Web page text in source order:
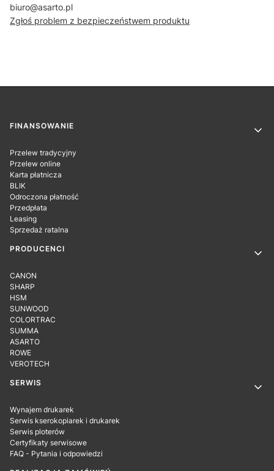
biuro@asarto.pl
Zgłoś problem z bezpieczeństwem produktu
Linki w stopce
FINANSOWANIE
Przelew tradycyjny
Przelew online
Karta płatnicza
BLIK
Odroczona płatność
Przedpłata
Leasing
Sprzedaż ratalna
PRODUCENCI
CANON
SHARP
HSM
SUNWOOD
COLORTRAC
SUMMA
ASARTO
ROWE
VEROTECH
SERWIS
Wynajem drukarek
Serwis kserokopiarek i drukarek
Serwis ploterów
Certyfikaty serwisowe
FAQ - Pytania i odpowiedzi